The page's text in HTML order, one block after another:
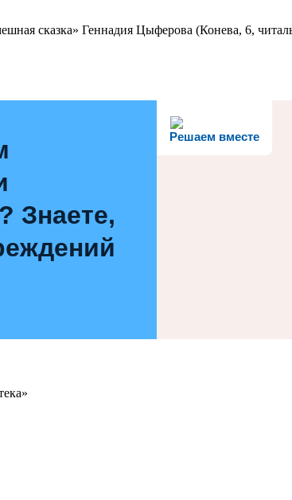
сказка» Геннадия Цыферова (Конева, 6,
Решаем вместе
Знаете,